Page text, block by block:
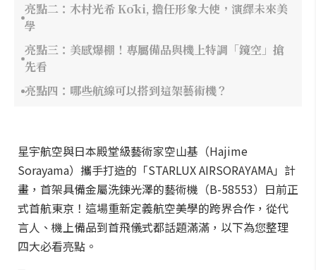
亮點二：木村光希 Kōki, 擔任形象大使，演繹未來美
學
亮點三：美感爆棚！專屬備品與機上特調「鏡空」搶
先看
亮點四：哪些航線可以搭到這架藝術機？
星宇航空與日本殿堂級藝術家空山基（Hajime
Sorayama）攜手打造的「STARLUX AIRSORAYAMA」計
畫，首架具備金屬洗鍊光澤的藝術機（B-58553）日前正
式首航東京！這場重新定義航空美學的跨界合作，從代
言人、機上備品到首飛儀式都話題滿滿，以下為您整理
四大必看亮點。